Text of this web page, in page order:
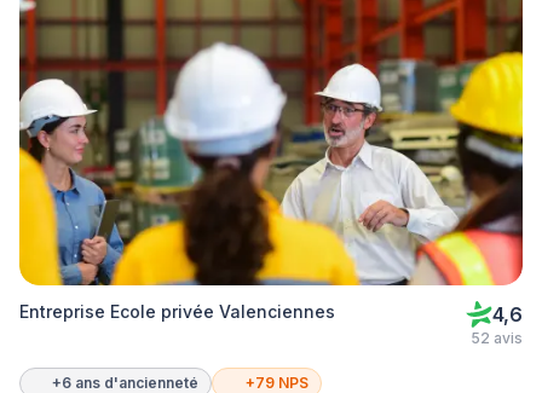
Entreprise Ecole privée Valenciennes 4,6
52 avis
+6 ans d'ancienneté +79 NPS